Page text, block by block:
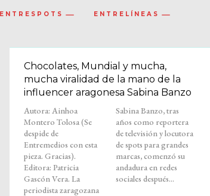
ENTRESPOTS ENTRELÍNEAS
Chocolates, Mundial y mucha,
mucha viralidad de la mano de la
influencer aragonesa Sabina Banzo
Autora: Ainhoa
Montero Tolosa (Se
despide de
Entremedios con esta
pieza. Gracias).
Editora: Patricia
Gascón Vera. La
periodista zaragozana
Sabina Banzo, tras
años como reportera
de televisión y locutora
de spots para grandes
marcas, comenzó su
andadura en redes
sociales después...